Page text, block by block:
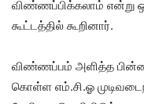
விண்ணப்பிக்கலாம் என்று
கூட்டத்தில் கூறினார்.
விண்ணப்பம் அளித்த
கொள்ள எம்.சி.ஓ